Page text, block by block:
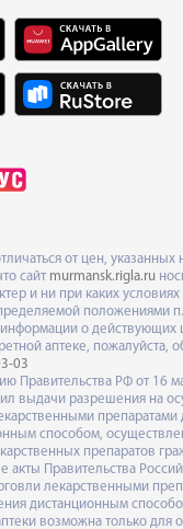
от цен,
сайт murmansk.rigla.ru
и ни при каких условиях
положениями
о действующих
аптеке, пожалуйста,
03
Правительства РФ от 16
выдачи разрешения на
препаратами
способом,
препаратов
акты Правительства
лекарственными
дистанционным
возможна только для